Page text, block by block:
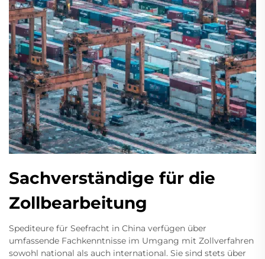
Sachverständige für die
Zollbearbeitung
Spediteure für Seefracht in China verfügen über
umfassende Fachkenntnisse im Umgang mit Zollverfahren
sowohl national als auch international. Sie sind stets über